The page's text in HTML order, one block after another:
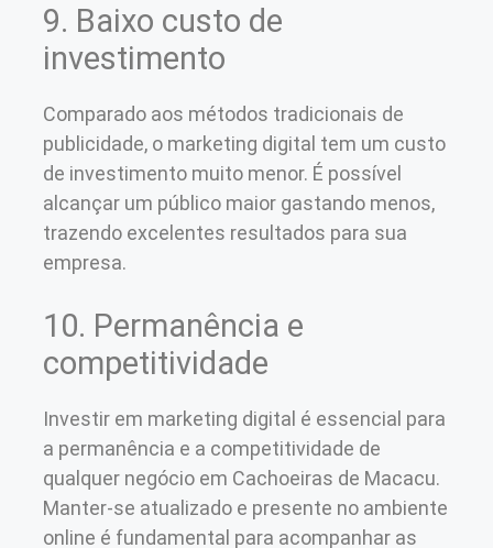
9. Baixo custo de
investimento
Comparado aos métodos tradicionais de
publicidade, o marketing digital tem um custo
de investimento muito menor. É possível
alcançar um público maior gastando menos,
trazendo excelentes resultados para sua
empresa.
10. Permanência e
competitividade
Investir em marketing digital é essencial para
a permanência e a competitividade de
qualquer negócio em Cachoeiras de Macacu.
Manter-se atualizado e presente no ambiente
online é fundamental para acompanhar as